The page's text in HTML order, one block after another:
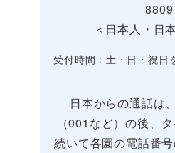
8809
＜日本人・日
受付時間 : 土・日・祝日
日本からの通話は
（001など）の後、
続いて各園の電話番